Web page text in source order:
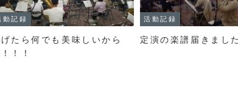
動記録
たら何でも美味しいから
！！
活動記録
定演の楽譜届きまし